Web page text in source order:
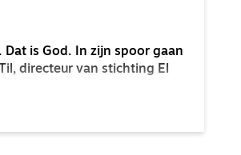
is God. In zijn spoor gaan
directeur van stichting El